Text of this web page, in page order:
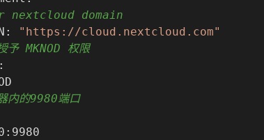
nextcloud domain
"https://cloud.nextcloud.com"
予 MKNOD 权限
内的9980端口